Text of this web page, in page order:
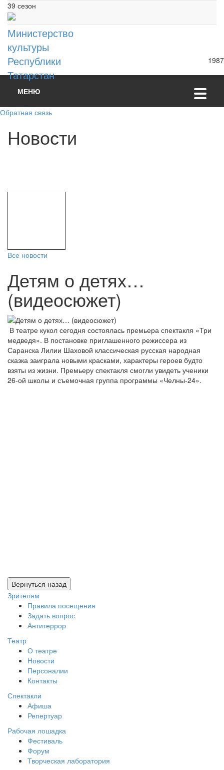
39 сезон
Министерство
культуры
Республики
Татарстан
1987
МЕНЮ
Обратная связь
Новости
Все новости
Детям о детях…
(видеосюжет)
В театре кукол сегодня состоялась премьера спектакля «Три
медведя». В постановке приглашенного режиссера из
Саранска Лилии Шаховой классическая русская народная
сказка заиграла новыми красками, характеры героев будто
взяты из жизни. Премьеру спектакля смогли увидеть ученики
26-ой школы и съемочная группа программы «Челны-24».
Зрителям
Правила посещения
Задать вопрос
Антитеррор
Театр
О театре
Новости
Персоналии
Контакты
Спектакли
Афиша
Репертуар
Рабочая лошадка
Фестиваль
Форум
Творческая лаборатория